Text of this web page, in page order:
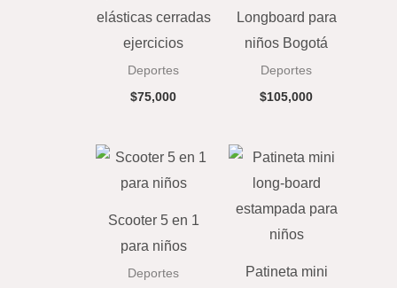
elásticas cerradas
ejercicios
Deportes
$75,000
Longboard para
niños Bogotá
Deportes
$105,000
Scooter 5 en 1
para niños
Deportes
Patineta mini